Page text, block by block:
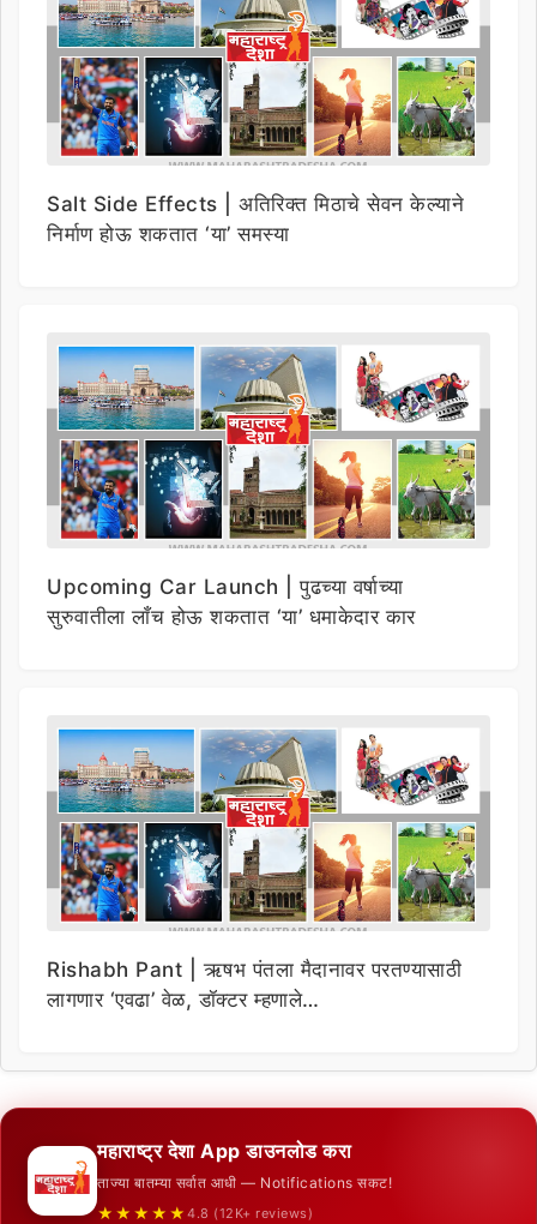
Salt Side Effects | अतिरिक्त मिठाचे सेवन केल्याने
निर्माण होऊ शकतात ‘या’ समस्या
Upcoming Car Launch | पुढच्या वर्षाच्या
सुरुवातीला लाँच होऊ शकतात ‘या’ धमाकेदार कार
Rishabh Pant | ऋषभ पंतला मैदानावर परतण्यासाठी
लागणार ‘एवढा’ वेळ, डॉक्टर म्हणाले…
महाराष्ट्र देशा App डाउनलोड करा
ताज्या बातम्या सर्वात आधी — Notifications सकट!
★★★★★ 4.8 (12K+ reviews)